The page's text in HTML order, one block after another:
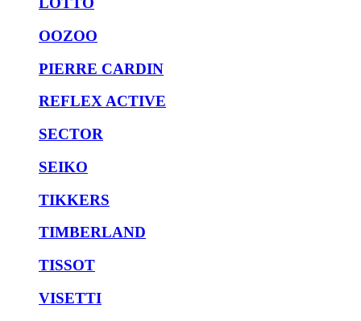
OOZOO
PIERRE CARDIN
REFLEX ACTIVE
SECTOR
SEIKO
TIKKERS
TIMBERLAND
TISSOT
VISETTI